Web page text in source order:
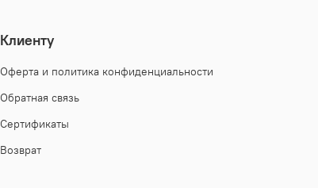
Клиенту
Оферта и политика конфиденциальности
Обратная связь
Сертификаты
Возврат